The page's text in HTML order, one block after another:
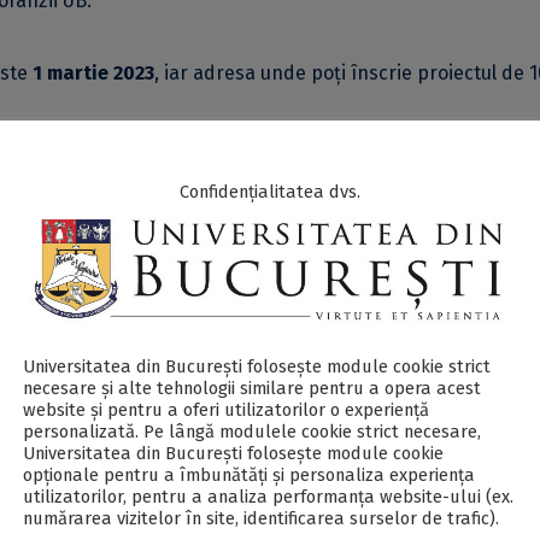
1 martie 2023, iar adresa unde poți înscrie proiectul de
să stârnească atât interesul, cât și curiozitatea
10 minute în etapa finală. Poți aplica individual, dar și în
București, manageri și specialiști în comunicare.
proiectelor #de10?
a programului, ce constă într-o sesiune online de
București și experți în comunicare te vor consilia în
Confidențialitatea dvs.
Universitatea din București folosește module cookie strict
necesare și alte tehnologii similare pentru a opera acest
website și pentru a oferi utilizatorilor o experiență
personalizată. Pe lângă modulele cookie strict necesare,
Universitatea din București folosește module cookie
opționale pentru a îmbunătăți și personaliza experiența
utilizatorilor, pentru a analiza performanța website-ului (ex.
numărarea vizitelor în site, identificarea surselor de trafic).